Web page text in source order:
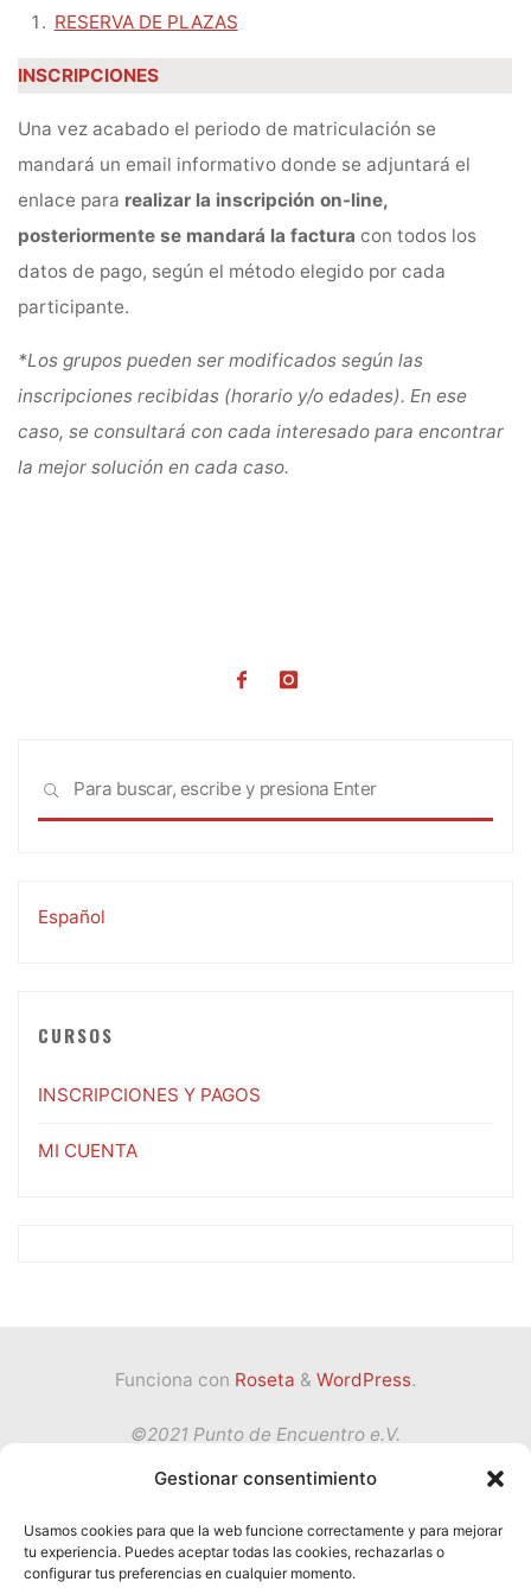
Gestionar consentimiento
Usamos cookies para que la web funcione correctamente y para mejorar
tu experiencia. Puedes aceptar todas las cookies, rechazarlas o
configurar tus preferencias en cualquier momento.
RESERVA DE PLAZAS
INSCRIPCIONES
Una vez acabado el periodo de matriculación se
mandará un email informativo donde se adjuntará el
enlace para realizar la inscripción on-line,
posteriormente se mandará la factura con todos los
datos de pago, según el método elegido por cada
participante.
*Los grupos pueden ser modificados según las
inscripciones recibidas (horario y/o edades). En ese
caso, se consultará con cada interesado para encontrar
la mejor solución en cada caso.
BUSCAR
Español
CURSOS
INSCRIPCIONES Y PAGOS
MI CUENTA
Funciona con Roseta & WordPress.
©2021 Punto de Encuentro e.V.
Política de privacidad
Volver